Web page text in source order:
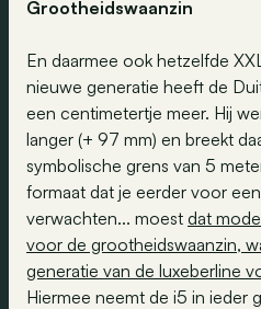
Grootheidswaanzin
En daarmee ook hetzelfde
nieuwe generatie heeft de
een centimetertje meer. Hij
langer (+ 97 mm) en breekt
symbolische grens van 5
formaat dat je eerder voor
verwachten... moest dat
voor de grootheidswaanzin,
generatie van de luxeberline
Hiermee neemt de i5 in ieder